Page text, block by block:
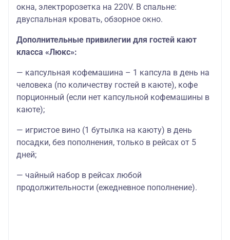
окна, электророзетка на 220V. В спальне:
двуспальная кровать, обзорное окно.
Дополнительные привилегии для гостей кают
класса «Люкс»:
— капсульная кофемашина – 1 капсула в день на
человека (по количеству гостей в каюте), кофе
порционный (если нет капсульной кофемашины в
каюте);
— игристое вино (1 бутылка на каюту) в день
посадки, без пополнения, только в рейсах от 5
дней;
— чайный набор в рейсах любой
продолжительности (ежедневное пополнение).